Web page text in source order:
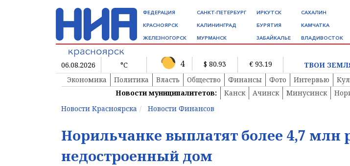
ФЕДЕРАЦИЯ
КРАСНОЯРСК
ЖЕЛЕЗНОГОРСК
САНКТ-ПЕТЕРБУРГ
КАЛИНИНГРАД
МУРМАНСК
ИРКУТСК
БУРЯТИЯ
ЗАБАЙКАЛЬЕ
САХАЛИН
КАМЧАТКА
ВЛАДИВОСТОК
06.08.2026 °C 4 $ 80.93 € 93.19
ТВОИ
Экономика
Политика Власть Общество Финансы Фото Интервью
Новости муниципалитетов:
Канск Ачинск Минусинск
Новости Красноярска
Новости Финансов
Норильчанке выплатят более 4,7 млн
недостроенный дом